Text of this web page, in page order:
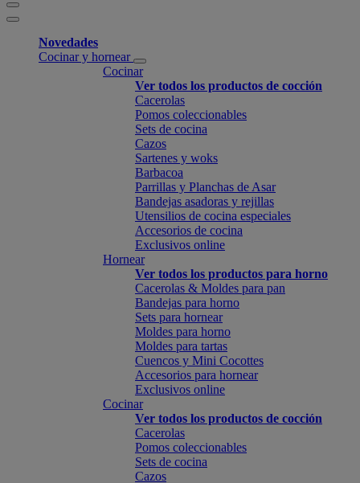
Novedades
Cocinar y hornear
Cocinar
Ver todos los productos de cocción
Cacerolas
Pomos coleccionables
Sets de cocina
Cazos
Sartenes y woks
Barbacoa
Parrillas y Planchas de Asar
Bandejas asadoras y rejillas
Utensilios de cocina especiales
Accesorios de cocina
Exclusivos online
Hornear
Ver todos los productos para horno
Cacerolas & Moldes para pan
Bandejas para horno
Sets para hornear
Moldes para horno
Moldes para tartas
Cuencos y Mini Cocottes
Accesorios para hornear
Exclusivos online
Cocinar
Ver todos los productos de cocción
Cacerolas
Pomos coleccionables
Sets de cocina
Cazos